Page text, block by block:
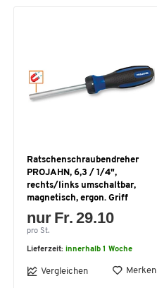
Ratschenschraubendreher
PROJAHN, 6,3 / 1/4",
rechts/links umschaltbar,
magnetisch, ergon. Griff
nur Fr. 29.10
pro St.
Lieferzeit: innerhalb 1 Woche
Vergleichen Merken